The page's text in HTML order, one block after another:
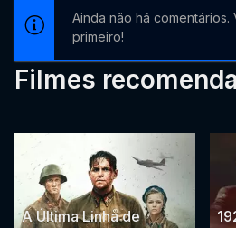
Ainda não há
primeiro!
Filmes
A Última Linha de